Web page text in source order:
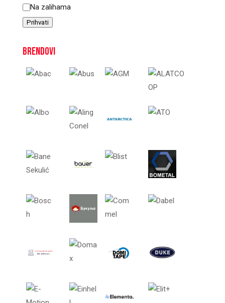
Status
Na zalihama
Prihvati
Brendovi